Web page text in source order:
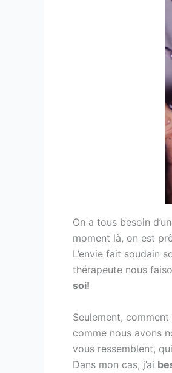
On a tous besoin d’un
moment là, on est
L’envie fait soudain
thérapeute nous
soi!
Seulement,
comme nous avons
vous ressemblent,
Dans mon cas, j’ai